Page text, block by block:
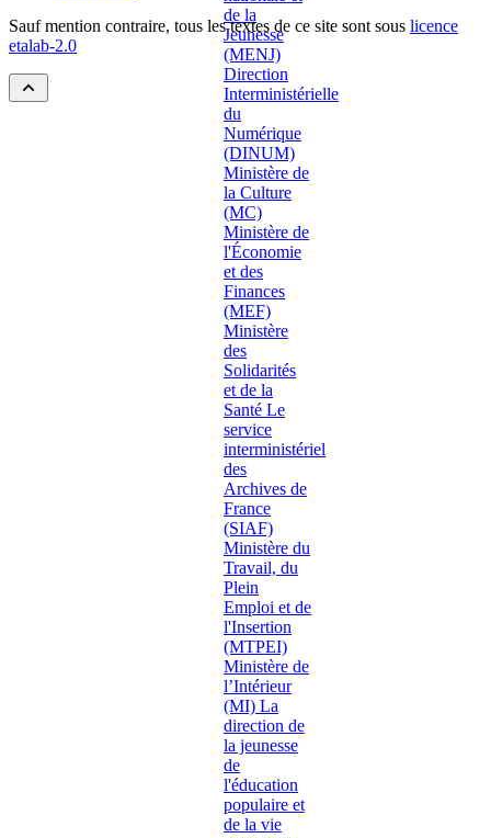
Sauf mention contraire, tous les textes de ce site sont sous licence
etalab-2.0